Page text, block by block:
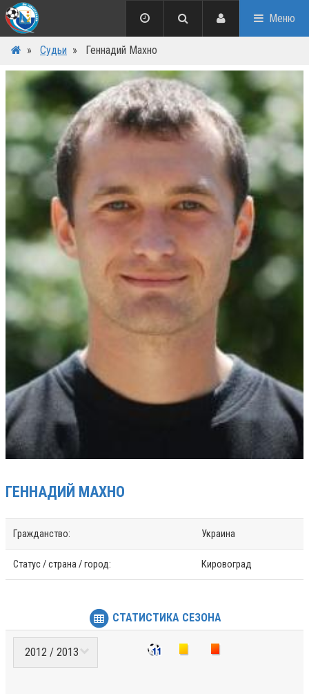
Меню
» Судьи » Геннадий Махно
ГЕННАДИЙ МАХНО
Гражданство: Украина
Статус / страна / город: Кировоград
СТАТИСТИКА СЕЗОНА